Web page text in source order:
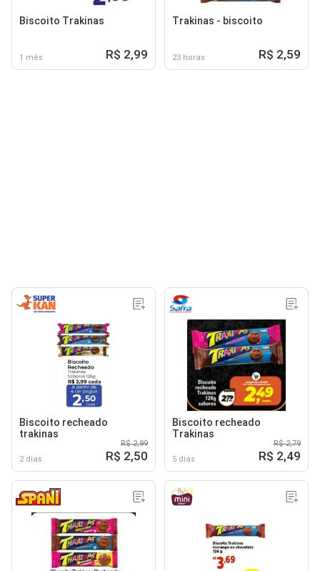
Biscoito Trakinas
1 mês R$ 2,99
Trakinas - biscoito
23 horas R$ 2,59
Biscoito recheado
trakinas
2 dias
R$ 2,99
R$ 2,50
Biscoito recheado
Trakinas
5 dias
R$ 2,79
R$ 2,49